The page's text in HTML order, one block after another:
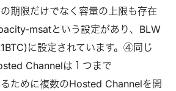
期限だけでなく容量の上限も存在
msatという設定があり、BLW
に設定されています。④同じ
Channelは１つまで
るために複数のHosted Channelを開